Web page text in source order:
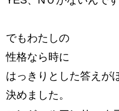
でもわたしの
性格なら時に
はっきりとした答えが
決めました。